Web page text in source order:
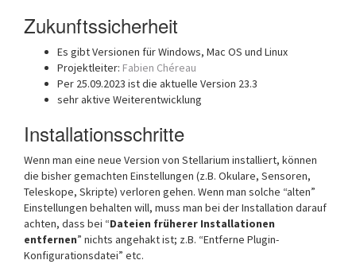
Zukunftssicherheit
Es gibt Versionen für Windows, Mac OS und Linux
Projektleiter: Fabien Chéreau
Per 25.09.2023 ist die aktuelle Version 23.3
sehr aktive Weiterentwicklung
Installationsschritte
Wenn man eine neue Version von Stellarium installiert, können
die bisher gemachten Einstellungen (z.B. Okulare, Sensoren,
Teleskope, Skripte) verloren gehen. Wenn man solche “alten”
Einstellungen behalten will, muss man bei der Installation darauf
achten, dass bei “Dateien früherer Installationen
entfernen” nichts angehakt ist; z.B. “Entferne Plugin-
Konfigurationsdatei” etc.